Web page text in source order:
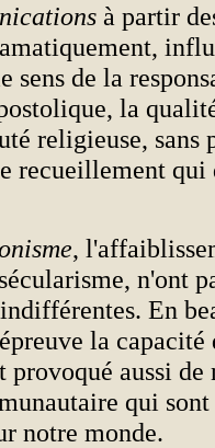
à partir
sens de la
la
religieuse, sans
recueillement qui
,
n'ont
En
la capacité
aussi de
qui
notre monde.